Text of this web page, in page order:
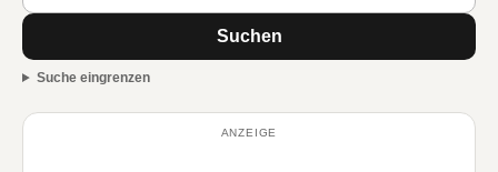
Suchen
Suche eingrenzen
ANZEIGE